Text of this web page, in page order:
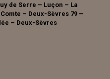
de Serre – Luçon – La
– Deux-Sèvres 79 –
– Deux-Sèvres